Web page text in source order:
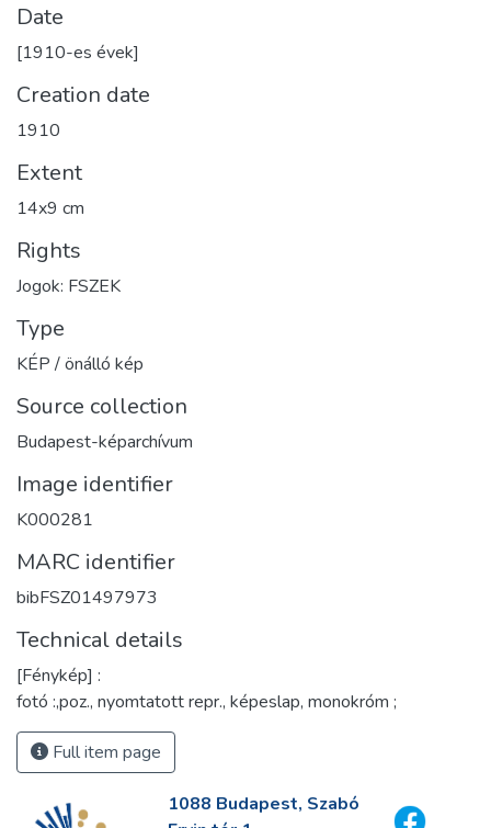
Date
[1910-es évek]
Creation date
1910
Extent
14x9 cm
Rights
Jogok: FSZEK
Type
KÉP / önálló kép
Source collection
Budapest-képarchívum
Image identifier
K000281
MARC identifier
bibFSZ01497973
Technical details
[Fénykép] :
fotó :,poz., nyomtatott repr., képeslap, monokróm ;
Full item page
1088 Budapest, Szabó